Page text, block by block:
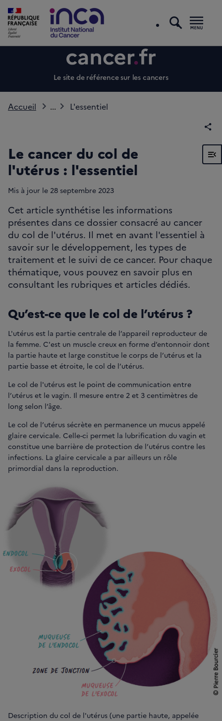
Le site de référence sur les cancers
Accueil ... L'essentiel
Le cancer du col de
l'utérus : l'essentiel
Voir
Mis à jour le 28 septembre 2023
Cet article synthétise les informations
présentes dans ce dossier consacré au cancer
du col de l'utérus. Il met en avant l'essentiel à
savoir sur le développement, les types de
traitement et le suivi de ce cancer. Pour chaque
thématique, vous pouvez en savoir plus en
consultant les rubriques et articles dédiés.
Qu’est-ce que le col de l’utérus ?
L'utérus est la partie centrale de l’appareil reproducteur de
la femme. C'est un muscle creux en forme d’entonnoir dont
la partie haute et large constitue le corps de l’utérus et la
partie basse et étroite, le col de l’utérus.
Le col de l'utérus est le point de communication entre
l’utérus et le vagin. Il mesure entre 2 et 3 centimètres de
long selon l’âge.
Le col de l’utérus sécrète en permanence un mucus appelé
glaire cervicale. Celle-ci permet la lubrification du vagin et
constitue une barrière de protection de l’utérus contre les
infections. La glaire cervicale a par ailleurs un rôle
primordial dans la reproduction.
Description du col de l'utérus (une partie haute, appelée